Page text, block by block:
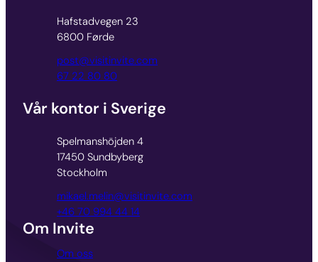
Hafstadvegen 23
6800 Førde
post@visitinvite.com
67 22 80 80
Vår kontor i Sverige
Spelmanshöjden 4
17450 Sundbyberg
Stockholm
mikael.melin@visitinvite.com
+46 70 994 44 14
Om Invite
Om oss